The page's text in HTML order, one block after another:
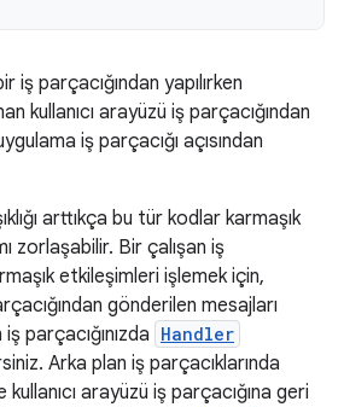
iş parçacığından yapılırken
kullanıcı arayüzü iş parçacığından
iş parçacığı açısından
arttıkça bu tür kodlar karmaşık
zorlaşabilir. Bir çalışan iş
etkileşimleri işlemek için,
gönderilen mesajları
parçacığınızda Handler
Arka plan iş parçacıklarında
kullanıcı arayüzü iş parçacığına geri